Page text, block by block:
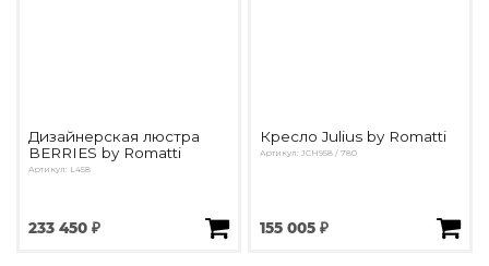
Дизайнерская люстра
BERRIES by Romatti
Артикул: L458
233 450 ₽
Кресло Julius by Romatti
Артикул: JCH958 / 780
155 005 ₽